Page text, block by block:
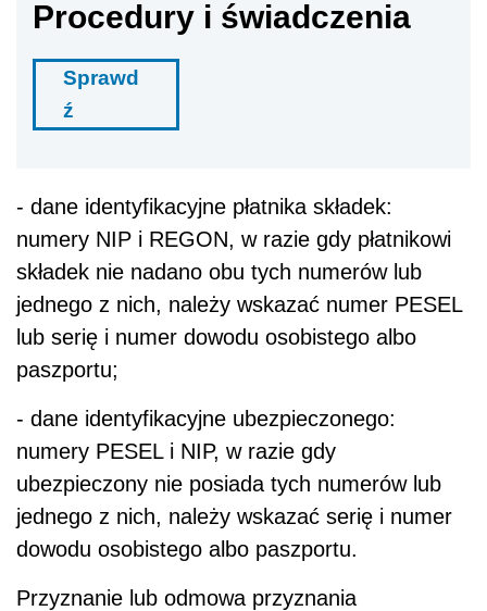
Procedury i świadczenia
Sprawd
ź
- dane identyfikacyjne płatnika składek:
numery NIP i REGON, w razie gdy płatnikowi
składek nie nadano obu tych numerów lub
jednego z nich, należy wskazać numer PESEL
lub serię i numer dowodu osobistego albo
paszportu;
- dane identyfikacyjne ubezpieczonego:
numery PESEL i NIP, w razie gdy
ubezpieczony nie posiada tych numerów lub
jednego z nich, należy wskazać serię i numer
dowodu osobistego albo paszportu.
Przyznanie lub odmowa przyznania